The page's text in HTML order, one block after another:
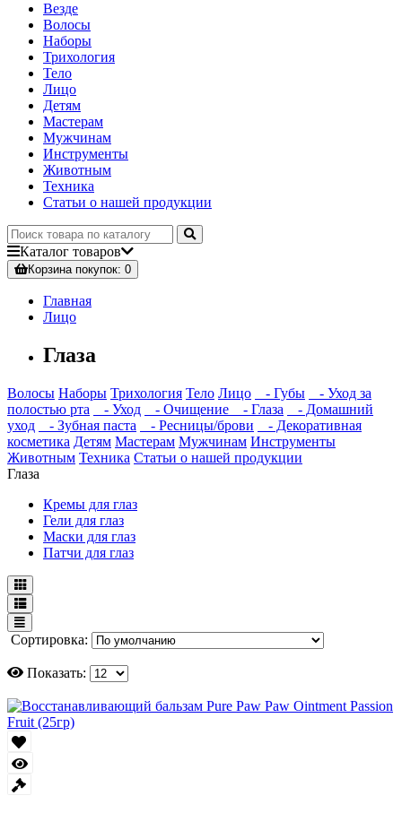
Везде
Волосы
Наборы
Трихология
Тело
Лицо
Детям
Мастерам
Мужчинам
Инструменты
Животным
Техника
Статьи о нашей продукции
Каталог товаров
Корзинапокупок: 0
Главная
Лицо
Глаза
Волосы Наборы Трихология Тело Лицо - Губы
- Уход за
полостью рта
- Уход - Очищение - Глаза
- Домашний
уход
- Зубная паста - Ресницы/брови
- Декоративная
косметика Детям Мастерам Мужчинам Инструменты
Животным Техника Статьи о нашей продукции
Глаза
Кремы для глаз
Гели для глаз
Маски для глаз
Патчи для глаз
Сортировка:
Показать: